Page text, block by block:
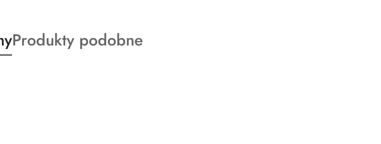
Produkty
o
Produkty podobne